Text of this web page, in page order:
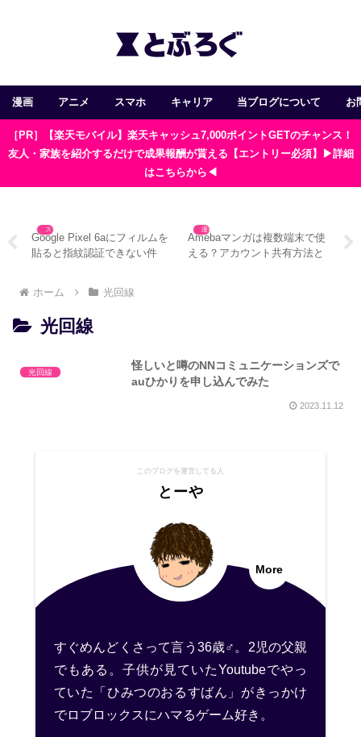
漫画 アニメ スマホ キャリア 当ブログについて お
［PR］【楽天モバイル】楽天キャッシュ7,000ポイントGETのチャンス！
友人・家族を紹介するだけで成果報酬が貰える【エントリー必須】▶詳細
はこちらから◀
で
スマホ
Google Pixel 6aにフィルムを
貼ると指紋認証できない件
漫画
Amebaマンガは複数端末で使
える？アカウント共有方法と
ど
ッ
ホーム
光回線
光回線
光回線
怪しいと噂のNNコミュニケーションズで
auひかりを申し込んでみた
2023.11.12
このブログを運営してる人
とーや
More
すぐめんどくさって言う36歳♂。2児の父親
でもある。子供が見ていたYoutubeでやっ
ていた「ひみつのおるすばん」がきっかけ
でロブロックスにハマるゲーム好き。